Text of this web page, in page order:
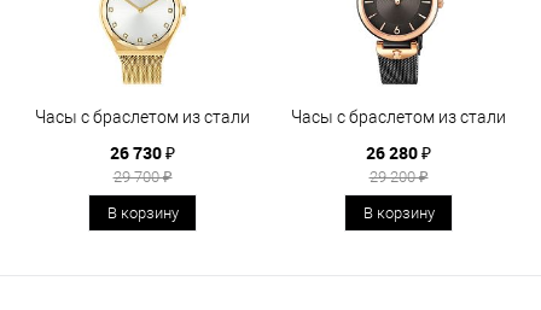
Часы с браслетом из стали
26 730 ₽
29 700 ₽
В корзину
Часы с браслетом из стали
26 280 ₽
29 200 ₽
В корзину